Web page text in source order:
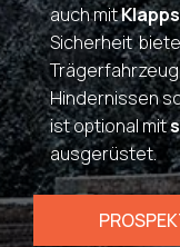
auch mit
Sicherheit
Hindernissen
ist optional mit
ausgerüstet.